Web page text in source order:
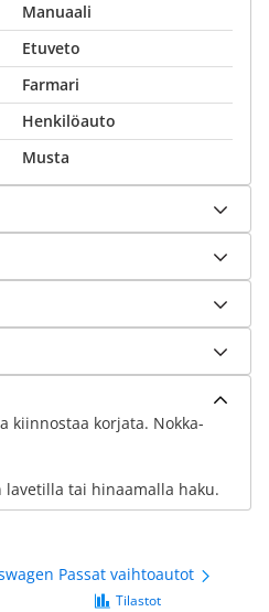
Manuaali
Etuveto
Farmari
Henkilöauto
Musta
kiinnostaa korjata. Nokka-
tai hinaamalla haku.
Passat vaihtoautot
Tilastot